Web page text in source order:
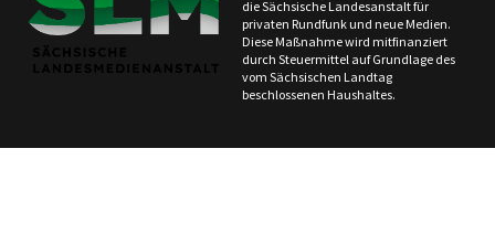
die Sächsische Landesanstalt für
privaten Rundfunk und neue Medien.
Diese Maßnahme wird mitfinanziert
durch Steuermittel auf Grundlage des
vom Sächsischen Landtag
beschlossenen Haushaltes.